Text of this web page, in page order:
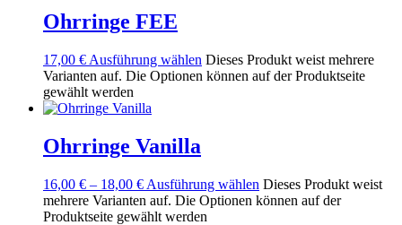
Ohrringe FEE
17,00 € Ausführung wählen Dieses Produkt weist mehrere
Varianten auf. Die Optionen können auf der Produktseite
gewählt werden
Ohrringe Vanilla
16,00 € – 18,00 € Ausführung wählen Dieses Produkt weist
mehrere Varianten auf. Die Optionen können auf der
Produktseite gewählt werden